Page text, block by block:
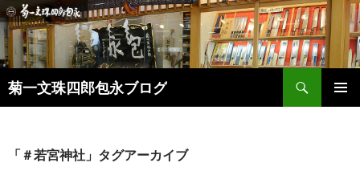
菊一文珠四郎包永ブログ
検
索
ン
「＃若宮神社」タグアーカイブ